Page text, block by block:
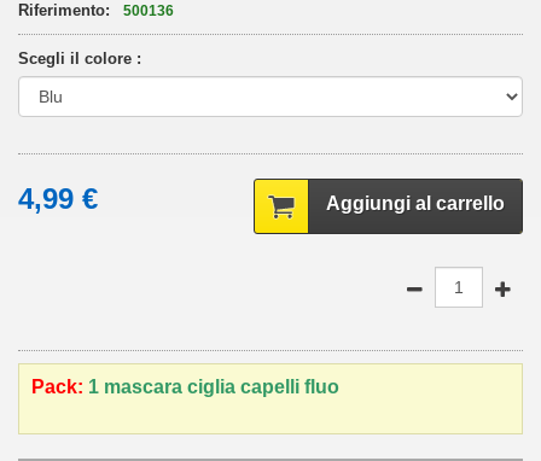
Riferimento:
500136
Scegli il colore :
4,99 € Aggiungi al carrello
Pack: 1 mascara ciglia capelli fluo